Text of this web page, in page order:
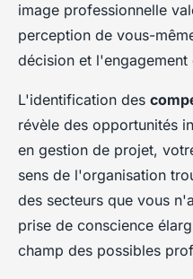
image professionnelle
perception de vous-
décision et
L'identification des
révèle des opportunités
en gestion de projet,
sens de l'organisation
des secteurs que vous
prise de conscience
champ des possibles